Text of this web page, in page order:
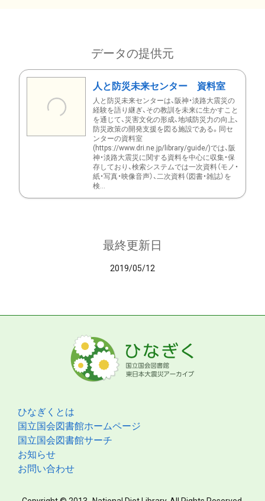
データの提供元
人と防災未来センター 資料室
人と防災未来センターは、阪神・淡路大震災の
経験を語り継ぎ、その教訓を未来に生かすこと
を通じて、災害文化の形成、地域防災力の向上、
防災政策の開発支援を図る施設である。同セ
ンターの資料室
(https://www.dri.ne.jp/library/guide/)では、阪
神・淡路大震災に関する資料を中心に収集・保
存しており、検索システムでは一次資料（モノ・
紙・写真・映像音声）、二次資料（図書・雑誌）を
検...
最終更新日
2019/05/12
ひなぎくとは
国立国会図書館ホームページ
国立国会図書館サーチ
お知らせ
お問い合わせ